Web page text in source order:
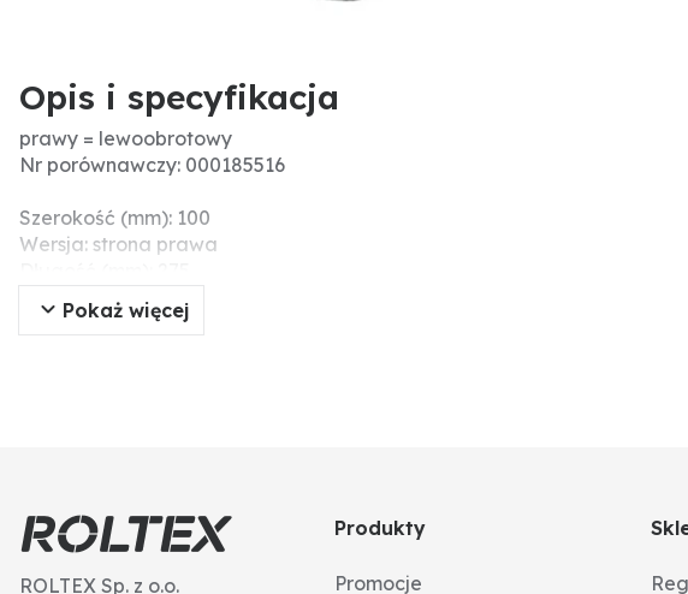
Opis i specyfikacja
prawy = lewoobrotowy
Nr porównawczy: 000185516
Szerokość (mm): 100
Wersja: strona prawa
Grubość (mm): 15
Ø otworu (mm): 17
Pokaż więcej
ROLTEX Sp. z o.o.
Produkty
Promocje